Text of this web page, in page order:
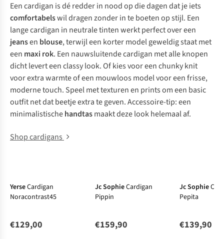
Een cardigan is dé redder in nood op die dagen dat je iets
comfortabelswil dragen zonder in te boeten op stijl. Een
lange cardigan in neutrale tinten werkt perfect over een
jeansen blouse, terwijl een korter model geweldig staat met
een maxi rok. Een nauwsluitende cardigan met alle knopen
dicht levert een classy look. Of kies voor eenchunky knit
voor extra warmte of een mouwloos model voor een frisse,
moderne touch. Speel met texturen en prints om een basic
outfit net dat beetje extra te geven. Accessoire-tip: een
minimalistischehandtasmaakt deze look helemaal af.
Shop cardigans
YerseCardigan
Noracontrast45
€129,00
Jc SophieCardigan
Pippin
€159,90
Jc Sophie
Pepita
€139,90